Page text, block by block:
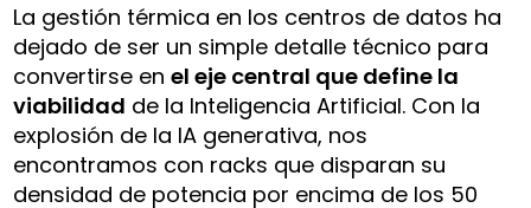
La gestión térmica en los centros de datos ha
dejado de ser un simple detalle técnico para
convertirse enel eje central que define la
viabilidad de la Inteligencia Artificial. Con la
explosión de la IA generativa, nos
encontramos con racks que disparan su
densidad de potencia por encima de los 50